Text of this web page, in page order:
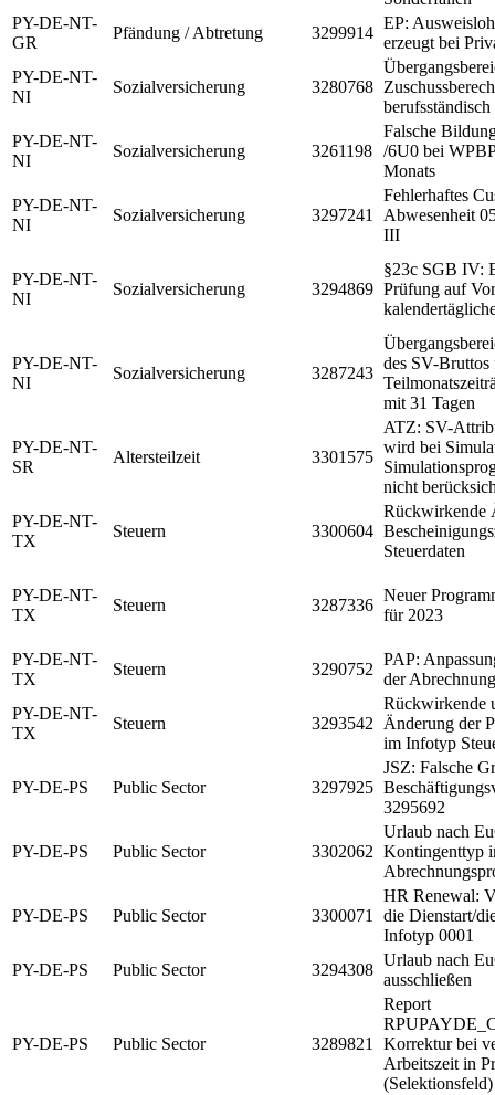
PY-DE-NT-
GR
Pfändung / Abtretung 3299914
EP:
erzeugt bei
PY-DE-NT-
NI
Sozialversicherung 3280768
PY-DE-NT-
NI
Sozialversicherung 3261198
Falsche
/6U0 bei
Monats
PY-DE-NT-
NI
Sozialversicherung 3297241
Fehlerhaftes
Abwesenheit
III
PY-DE-NT-
NI
Sozialversicherung 3294869
§23c SGB IV:
Prüfung auf
PY-DE-NT-
NI
Sozialversicherung 3287243
des SV-Bruttos
mit 31 Tagen
PY-DE-NT-
SR
Altersteilzeit 3301575
ATZ: SV-
wird bei
nicht
PY-DE-NT-
TX
Steuern 3300604
Rückwirkende
Steuerdaten
PY-DE-NT-
TX
Steuern 3287336
Neuer
für 2023
PY-DE-NT-
TX
Steuern 3290752
PAP:
der
PY-DE-NT-
TX
Steuern 3293542
Rückwirkende
Änderung der
im Infotyp
PY-DE-PS Public Sector 3297925
JSZ: Falsche
3295692
PY-DE-PS Public Sector 3302062
Urlaub nach
Kontingenttyp
PY-DE-PS Public Sector 3300071
HR Renewal:
die Dienstart/
Infotyp 0001
PY-DE-PS
Public Sector 3294308
Urlaub nach
ausschließen
PY-DE-PS Public Sector 3289821
Report
Korrektur bei
Arbeitszeit in
(Selektionsfeld)